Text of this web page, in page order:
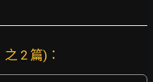
2 篇)：